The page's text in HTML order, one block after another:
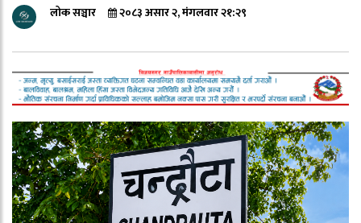
लोक सञ्चार २०८३ असार २, मंगलवार २१:२९